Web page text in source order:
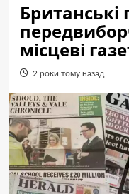
Британські
місцеві
2 роки тому назад